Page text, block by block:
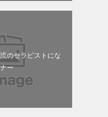
のセラピストにな
ー